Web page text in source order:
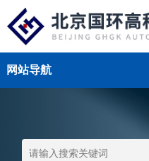
网站导航